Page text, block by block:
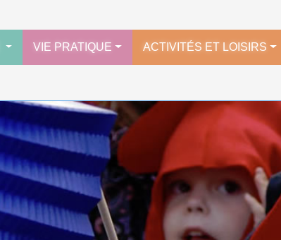
VIE PRATIQUE ACTIVITÉS ET LOISIRS